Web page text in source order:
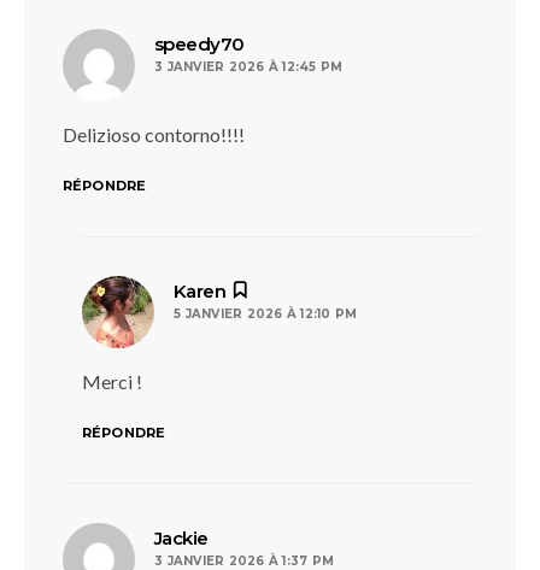
speedy70
3 JANVIER 2026 À 12:45 PM
Delizioso contorno!!!!
RÉPONDRE
Karen
5 JANVIER 2026 À 12:10 PM
Merci !
RÉPONDRE
Jackie
3 JANVIER 2026 À 1:37 PM